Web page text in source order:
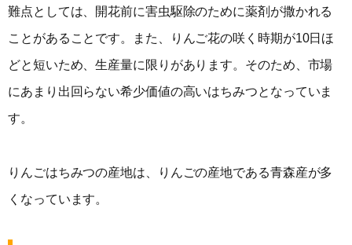
難点としては、開花前に害虫駆除のために薬剤が撒かれる
ことがあることです。また、りんご花の咲く時期が10日ほ
どと短いため、生産量に限りがあります。そのため、市場
にあまり出回らない希少価値の高いはちみつとなっていま
す。
りんごはちみつの産地は、りんごの産地である青森産が多
くなっています。